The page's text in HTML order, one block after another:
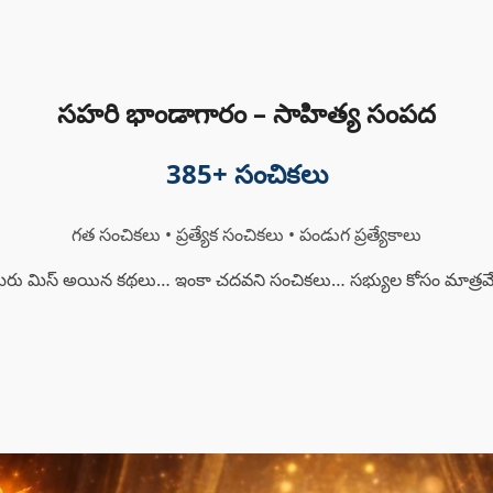
సహరి భాండాగారం – సాహిత్య సంపద
385+ సంచికలు
గత సంచికలు • ప్రత్యేక సంచికలు • పండుగ ప్రత్యేకాలు
మిస్ అయిన కథలు… ఇంకా చదవని సంచికలు… సభ్యుల కోసం